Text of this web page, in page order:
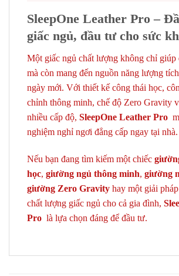
SleepOne Leather Pro –
giấc ngủ, đầu tư cho sức
Một giấc ngủ chất lượng không chỉ giúp
mà còn mang đến nguồn năng lượng
ngày mới. Với thiết kế công thái học,
chỉnh thông minh, chế độ Zero Gravity
nhiều cấp độ, SleepOne Leather Pro
nghiệm nghỉ ngơi đẳng cấp ngay tại nhà.
Nếu bạn đang tìm kiếm một chiếc
học, giường ngủ thông minh, giường
giường Zero Gravity hay một giải
chất lượng giấc ngủ cho cả gia đình,
Pro là lựa chọn đáng để đầu tư.